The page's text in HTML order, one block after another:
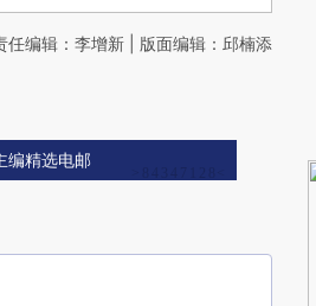
任编辑：李增新 | 版面编辑：邱楠添
编精选电邮